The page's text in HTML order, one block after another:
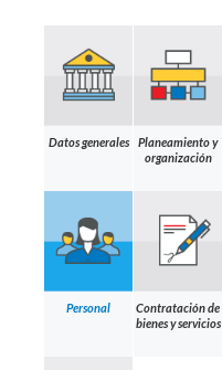
Datos generales
Planeamiento y
organización
Personal
Contratación de
bienes y servicios